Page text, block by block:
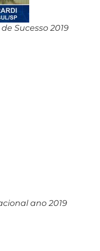
Sucesso 2019
ano 2019